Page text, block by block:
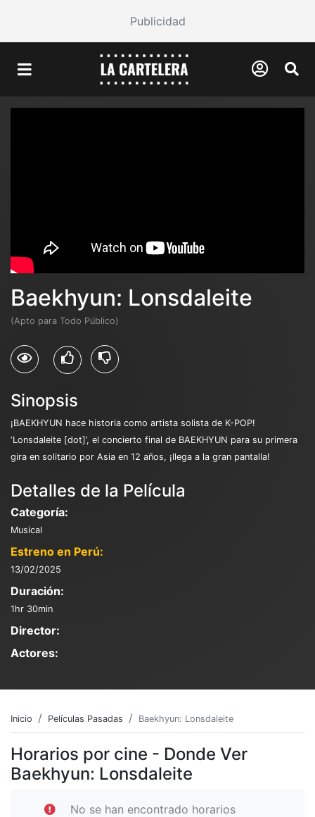
Publicidad
Baekhyun: Lonsdaleite
(Apto para Todo Público)
Sinopsis
¡BAEKHYUN hace historia como artista solista de K-POP!
‘Lonsdaleite [dot]’, el concierto final de BAEKHYUN para su primera
gira en solitario por Asia en 12 años, ¡llega a la gran pantalla!
Detalles de la Película
Categoría:
Musical
Estreno en Perú:
13/02/2025
Duración:
1hr 30min
Director:
Actores:
Inicio Películas Pasadas Baekhyun: Lonsdaleite
Horarios por cine - Donde Ver
Baekhyun: Lonsdaleite
No se han encontrado horarios